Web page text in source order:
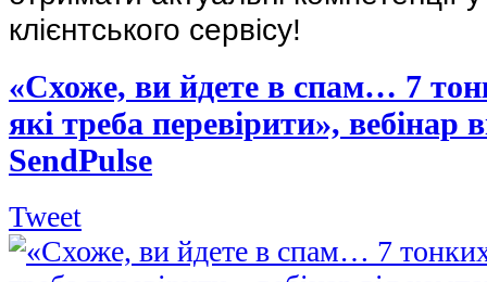
клієнтського сервісу!
«Схоже, ви йдете в спам… 7
які треба перевірити», вебінар
SendPulse
Tweet